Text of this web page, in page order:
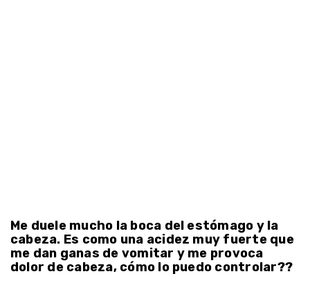
Me duele mucho la boca del estómago y la
cabeza. Es como una acidez muy fuerte que
me dan ganas de vomitar y me provoca
dolor de cabeza, cómo lo puedo controlar??